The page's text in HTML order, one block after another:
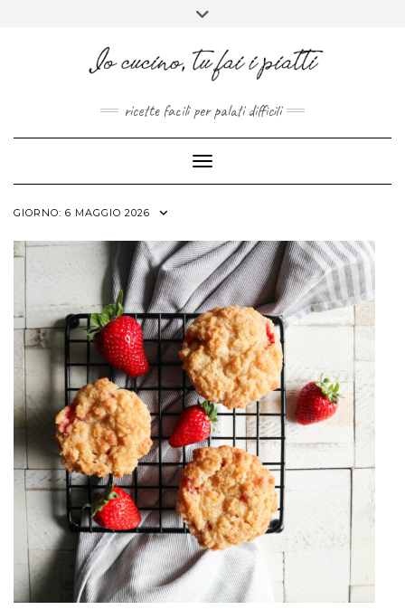
FACEBOOK
PINTEREST
INSTAGRAM
ricette facili per palati difficili
Toggle Navigation
GIORNO: 6 MAGGIO 2026